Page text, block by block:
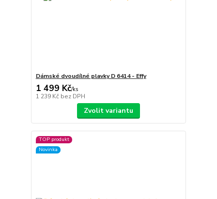
Dámské dvoudílné plavky D 6414 - Effy
1 499 Kč/ks
1 239 Kč bez DPH
Zvolit variantu
TOP produkt
Novinka